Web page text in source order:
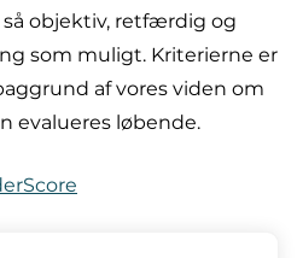
objektiv, retfærdig og
som muligt. Kriterierne er
af vores viden om
evalueres løbende.